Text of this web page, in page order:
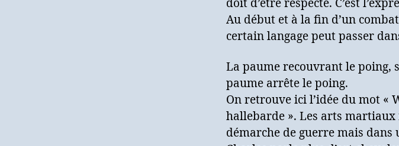
doit d’être respecté. C’est
Au début et à la fin d’un
certain langage peut passer
La paume recouvrant le poing,
paume arrête le poing.
On retrouve ici l’idée du mot «
hallebarde ». Les arts
démarche de guerre mais dans